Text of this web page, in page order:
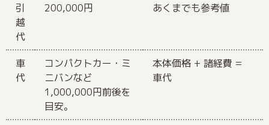
引
越
代
200,000円 あくまでも参考値
車
代
コンパクトカー・ミ
ニバンなど
1,000,000円前後を
目安。
本体価格 + 諸経費 =
車代